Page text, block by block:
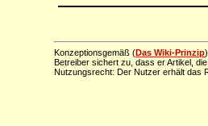
Konzeptionsgemäß (Das Wiki-Prinzip
Betreiber sichert zu, dass er Artikel,
Nutzungsrecht: Der Nutzer erhält das